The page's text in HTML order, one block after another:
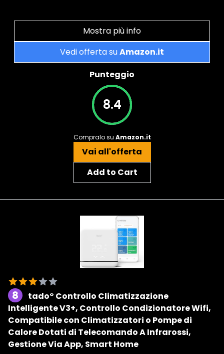
Mostra più info
Vedi offerta suAmazon.it
Punteggio
8.4
Compralo su Amazon.it
Vai all'offerta
Add to Cart
8
tado° Controllo Climatizzazione
Intelligente V3+, Controllo Condizionatore Wifi,
Compatibile con Climatizzatori o Pompe di
Calore Dotati di Telecomando A Infrarossi,
Gestione Via App, Smart Home